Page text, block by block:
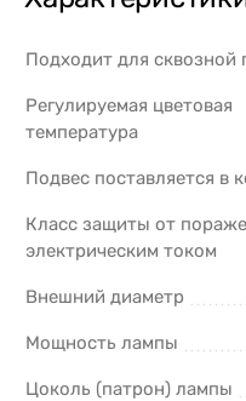
Подходит для сквозной
Регулируемая цветовая
температура
Подвес поставляется в
Класс защиты от
электрическим током
Внешний диаметр
Мощность лампы
Цоколь (патрон) лампы